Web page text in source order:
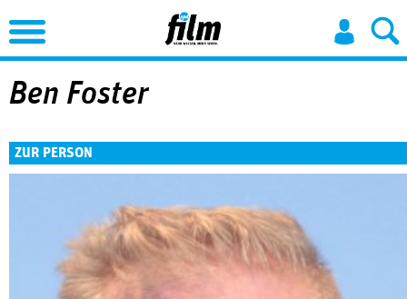
Jump to Navigation
Ben Foster
ZUR PERSON